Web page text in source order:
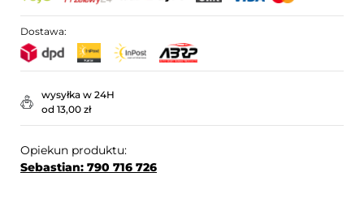
Dostawa:
wysyłka w 24H
od 13,00 zł
Opiekun produktu:
Sebastian: 790 716 726